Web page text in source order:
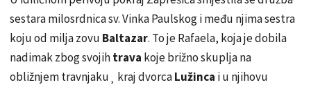
sestara milosrdnica sv. Vinka Paulskog i među njima sestra
koju od milja zovu Baltazar. To je Rafaela, koja je dobila
nadimak zbog svojihtrava koje brižno skuplja na
obližnjem travnjaku¸ kraj dvorcaLužinca i u njihovu